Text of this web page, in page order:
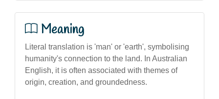
Meaning
Literal translation is 'man' or 'earth', symbolising
humanity's connection to the land. In Australian
English, it is often associated with themes of
origin, creation, and groundedness.